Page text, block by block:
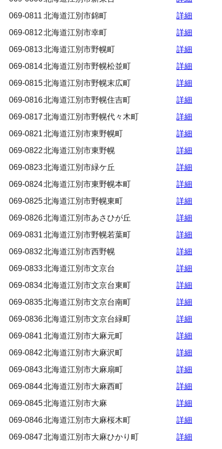
069-0811 北海道江別市錦町
詳細
069-0812北海道江別市幸町
詳細
069-0813北海道江別市野幌町
詳細
069-0814北海道江別市野幌松並町
詳細
069-0815北海道江別市野幌末広町
詳細
069-0816北海道江別市野幌住吉町
詳細
069-0817北海道江別市野幌代々木町
詳細
069-0821北海道江別市東野幌町
詳細
069-0822北海道江別市東野幌
詳細
069-0823北海道江別市緑ケ丘
詳細
069-0824北海道江別市東野幌本町
詳細
069-0825北海道江別市野幌東町
詳細
069-0826北海道江別市あさひが丘
詳細
069-0831北海道江別市野幌若葉町
詳細
069-0832北海道江別市西野幌
詳細
069-0833北海道江別市文京台
詳細
069-0834北海道江別市文京台東町
詳細
069-0835北海道江別市文京台南町
詳細
069-0836北海道江別市文京台緑町
詳細
069-0841北海道江別市大麻元町
詳細
069-0842北海道江別市大麻沢町
詳細
069-0843北海道江別市大麻扇町
詳細
069-0844北海道江別市大麻西町
詳細
069-0845北海道江別市大麻
詳細
069-0846北海道江別市大麻桜木町
詳細
069-0847北海道江別市大麻ひかり町
詳細